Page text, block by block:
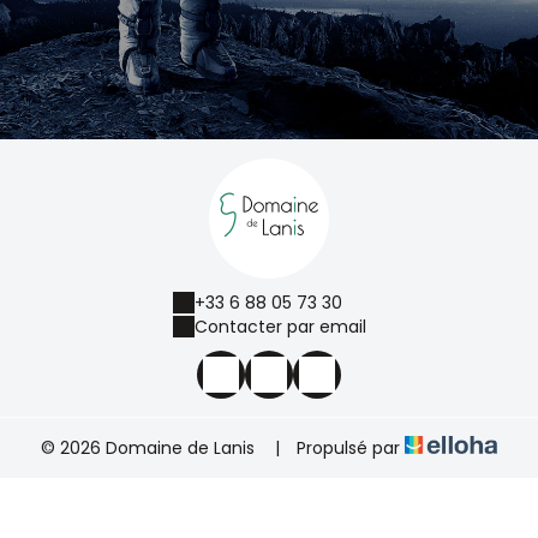
+33 6 88 05 73 30
Contacter par email
© 2026 Domaine de Lanis | Propulsé par